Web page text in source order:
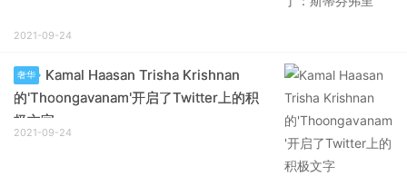
2021-09-24
奢华
Kamal Haasan Trisha Krishnan
的'Thoongavanam'开启了Twitter上的积
极文字
2021-09-24